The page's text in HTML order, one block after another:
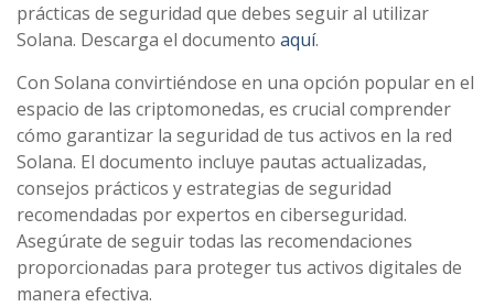
prácticas de seguridad que debes seguir al utilizar
Solana. Descarga el documento aquí.
Con Solana convirtiéndose en una opción popular en el
espacio de las criptomonedas, es crucial comprender
cómo garantizar la seguridad de tus activos en la red
Solana. El documento incluye pautas actualizadas,
consejos prácticos y estrategias de seguridad
recomendadas por expertos en ciberseguridad.
Asegúrate de seguir todas las recomendaciones
proporcionadas para proteger tus activos digitales de
manera efectiva.